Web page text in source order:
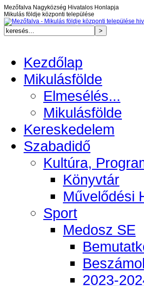
Mezőfalva Nagyközség Hivatalos Honlapja
Mikulás földje központi települése
Kezdőlap
Mikulásfölde
Elmesélés...
Mikulásfölde
Kereskedelem
Szabadidő
Kultúra,
Könyvtár
Művelődési
Sport
Medosz SE
2023-